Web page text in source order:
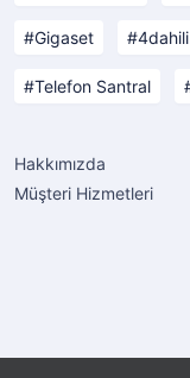
Gigaset 4dahili
Telefon Santral
Hakkımızda
Müşteri Hizmetleri